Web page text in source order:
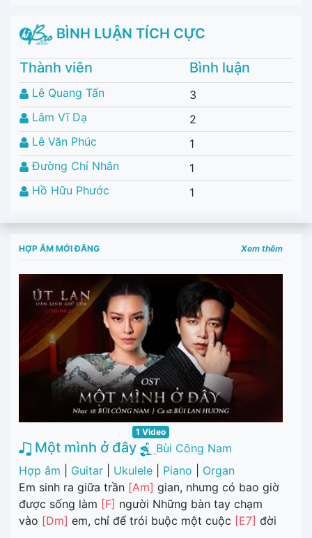
BÌNH LUẬN TÍCH CỰC
Thành viên Bình luận
Lê Quang Tấn
3
Lâm Vĩ Dạ
2
Lê Văn Phúc
1
Đường Chí Nhân
1
Hồ Hữu Phước
1
HỢP ÂM MỚI ĐĂNG Xem thêm
1 Video
Một mình ở đây
Bùi Công Nam
Hợp âm
Guitar Ukulele Piano
Organ
Em sinh ra giữa trần [Am] gian, nhưng có bao giờ
được sống làm [F] người Những bàn tay chạm
vào [Dm] em, chỉ để trói buộc một cuộc [E7] đời